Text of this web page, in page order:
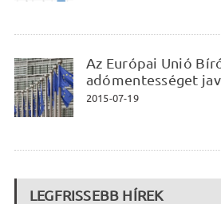
Az Európai Unió
adómentességet
2015-07-19
LEGFRISSEBB HÍREK